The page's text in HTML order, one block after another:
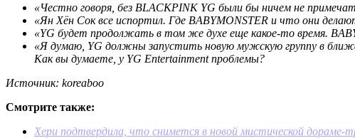
«Честно говоря, без BLACKPINK YG были бы ничем не
«Ян Хён Сок все испортил. Где BABYMONSTER и что они
«YG будет продолжать в том же духе еще какое-то время.
«Я думаю, YG должны запустить новую мужскую группу в
Как вы думаете, у YG Entertainment проблемы?
Источник: koreaboo
Смотрите также:
Хери подтвердила, что снимется в новой мистической дораме-